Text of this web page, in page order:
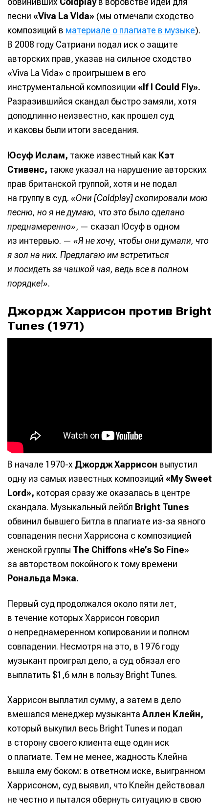
Войти через VK ID
Войти через Яндекс ID
Нажимая на кнопку «Войти» или на кнопки социальных
сервисов для входа, вы подтверждаете, что
Политику обработки персональных данных
Правила
площадки.
Войти через VK ID
Войти через Яндекс ID
Нажимая на кнопку «Войти» или на кнопки социальных
сервисов для входа, вы подтверждаете, что
Политику обработки персональных данных
Правила
площадки.
Войти через VK ID
Войти через Яндекс ID
Нажимая на кнопку «Войти» или на кнопки социальных
сервисов для входа, вы подтверждаете, что
Политику обработки персональных данных
Правила
площадки.
Изучаем
звуковые
волны
Аккорды,
гаммы и
лады для
пианино
Справочник гитариста
Мы в социальных сетях
Информация
Предложение новостей
Войти через VK ID
Войти через Яндекс ID
Нажимая на кнопку «Войти» или на кнопки социальных
сервисов для входа, вы подтверждаете, что
Политику обработки персональных данных
Правила
площадки.
Изучаем
звуковые
волны
Аккорды,
гаммы и
лады для
пианино
Справочник гитариста
Мы в социальных сетях
Информация
Предложение новостей
песни «Viva La Vida» (мы отмечали сходство
композиций в материале о плагиате в музыке).
В 2008 году Сатриани подал иск о защите
авторских прав, указав на сильное сходство
«Viva La Vida» с проигрышем в его
инструментальной композиции «If I Could Fly».
Разразившийся скандал быстро замяли, хотя
доподлинно неизвестно, как прошел суд
и каковы были итоги заседания.
Юсуф Ислам, также известный как Кэт
Стивенс, также указал на нарушение авторских
прав британской группой, хотя и не подал
на группу в суд. «Они [Coldplay] скопировали мою
песню, но я не думаю, что это было сделано
преднамеренно», — сказал Юсуф в одном
из интервью. — «Я не хочу, чтобы они думали, что
я зол на них. Предлагаю им встретиться
и посидеть за чашкой чая, ведь все в полном
порядке!».
Джордж Харрисон против Bright
Tunes (1971)
В начале 1970-х Джордж Харрисон выпустил
одну из самых известных композиций «My Sweet
Lord», которая сразу же оказалась в центре
скандала. Музыкальный лейбл Bright Tunes
обвинил бывшего Битла в плагиате из-за явного
совпадения песни Харрисона с композицией
женской группы The Chiffons «He’s So Fine»
за авторством покойного к тому времени
Рональда Мэка.
Первый суд продолжался около пяти лет,
в течение которых Харрисон говорил
о непреднамеренном копировании и полном
совпадении. Несмотря на это, в 1976 году
музыкант проиграл дело, а суд обязал его
выплатить $1,6 млн в пользу Bright Tunes.
Харрисон выплатил сумму, а затем в дело
вмешался менеджер музыканта Аллен Клейн,
который выкупил весь Bright Tunes и подал
в сторону своего клиента еще один иск
о плагиате. Тем не менее, жадность Клейна
вышла ему боком: в ответном иске, выигранном
Харрисоном, суд выявил, что Клейн действовал
не честно и пытался обернуть ситуацию в свою